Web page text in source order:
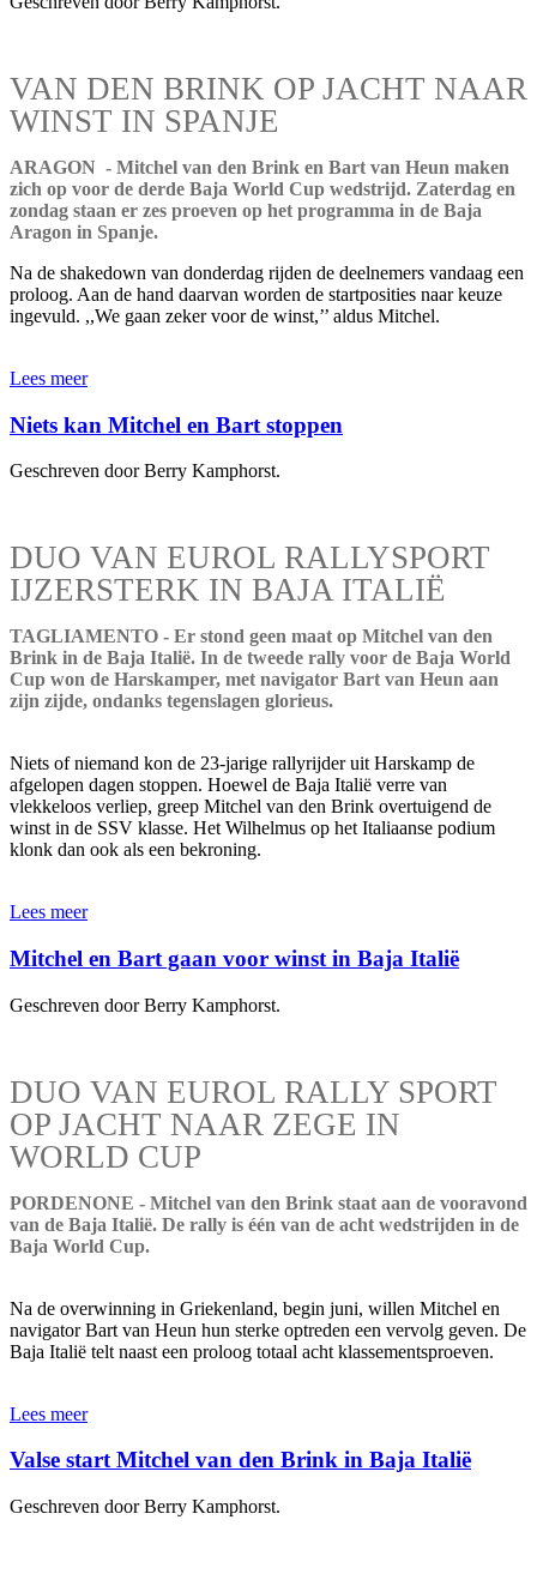
VAN DEN BRINK OP JACHT NAAR
WINST IN SPANJE
ARAGON - Mitchel van den Brink en Bart van Heun maken
zich op voor de derde Baja World Cup wedstrijd. Zaterdag en
zondag staan er zes proeven op het programma in de Baja
Aragon in Spanje.
Na de shakedown van donderdag rijden de deelnemers vandaag een
proloog. Aan de hand daarvan worden de startposities naar keuze
ingevuld. ,,We gaan zeker voor de winst,’’ aldus Mitchel.
Lees meer
Niets kan Mitchel en Bart stoppen
Geschreven door Berry Kamphorst.
DUO VAN EUROL RALLYSPORT
IJZERSTERK IN BAJA ITALIË
TAGLIAMENTO - Er stond geen maat op Mitchel van den
Brink in de Baja Italië. In de tweede rally voor de Baja World
Cup won de Harskamper, met navigator Bart van Heun aan
zijn zijde, ondanks tegenslagen glorieus.
Niets of niemand kon de 23-jarige rallyrijder uit Harskamp de
afgelopen dagen stoppen. Hoewel de Baja Italië verre van
vlekkeloos verliep, greep Mitchel van den Brink overtuigend de
winst in de SSV klasse. Het Wilhelmus op het Italiaanse podium
klonk dan ook als een bekroning.
Lees meer
Mitchel en Bart gaan voor winst in Baja Italië
Geschreven door Berry Kamphorst.
DUO VAN EUROL RALLY SPORT
OP JACHT NAAR ZEGE IN
WORLD CUP
PORDENONE - Mitchel van den Brink staat aan de vooravond
van de Baja Italië. De rally is één van de acht wedstrijden in de
Baja World Cup.
Na de overwinning in Griekenland, begin juni, willen Mitchel en
navigator Bart van Heun hun sterke optreden een vervolg geven. De
Baja Italië telt naast een proloog totaal acht klassementsproeven.
Lees meer
Valse start Mitchel van den Brink in Baja Italië
Geschreven door Berry Kamphorst.